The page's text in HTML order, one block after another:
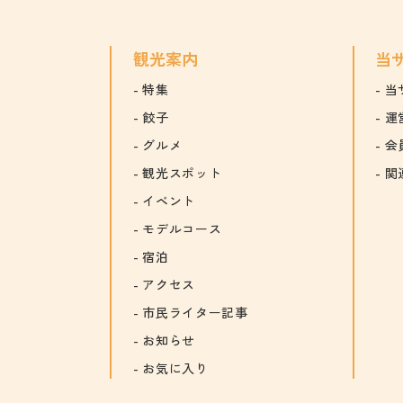
観光案内
特集
餃子
グルメ
観光スポット
イベント
モデルコース
宿泊
アクセス
市民ライター記事
お知らせ
お気に入り
当
当
運
会
関